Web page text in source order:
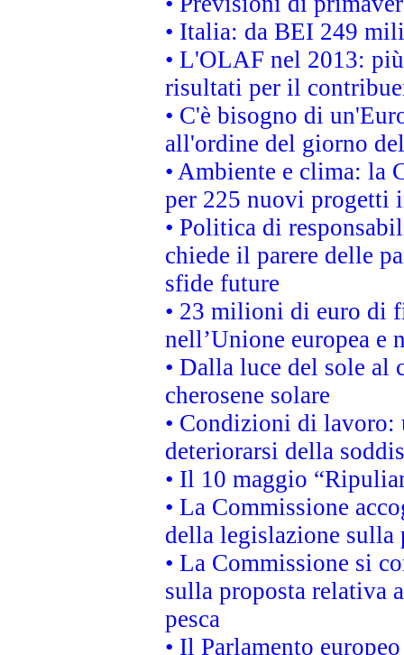
• Italia: da BEI 249
• L'OLAF nel 2013:
risultati per il
• C'è bisogno di
all'ordine del giorno
• Ambiente e clima: la
per 225 nuovi progetti
• Politica di
chiede il parere delle
sfide future
• 23 milioni di euro di
nell’Unione europea e
• Dalla luce del sole
cherosene solare
• Condizioni di lavoro:
deteriorarsi della
• Il 10 maggio
• La Commissione
della legislazione
• La Commissione si
sulla proposta relativa
pesca
• Il Parlamento